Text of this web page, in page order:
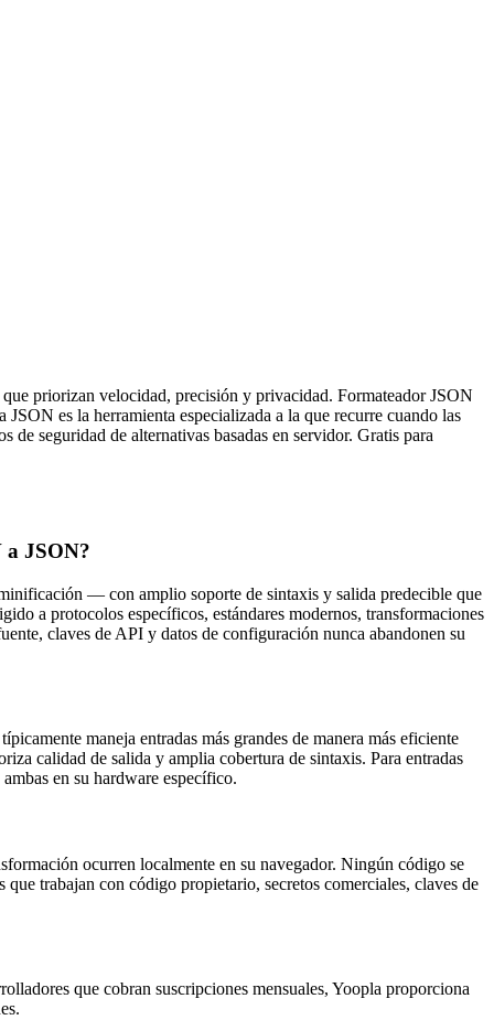
priorizan velocidad, precisión y privacidad. Formateador JSON
es la herramienta especializada a la que recurre cuando las
de seguridad de alternativas basadas en servidor. Gratis para
JSON?
— con amplio soporte de sintaxis y salida predecible que
a protocolos específicos, estándares modernos, transformaciones
claves de API y datos de configuración nunca abandonen su
maneja entradas más grandes de manera más eficiente
calidad de salida y amplia cobertura de sintaxis. Para entradas
en su hardware específico.
ocurren localmente en su navegador. Ningún código se
trabajan con código propietario, secretos comerciales, claves de
que cobran suscripciones mensuales, Yoopla proporciona